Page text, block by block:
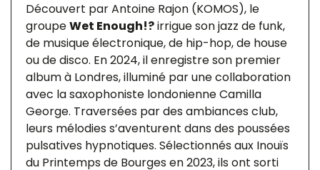
Découvert par Antoine Rajon (KOMOS), le
groupeWet Enough!?irrigue son jazz de funk,
de musique électronique, de hip-hop, de house
ou de disco. En 2024, il enregistre son premier
album à Londres, illuminé par une collaboration
avec la saxophoniste londonienne Camilla
George. Traversées par des ambiances club,
leurs mélodies s’aventurent dans des poussées
pulsatives hypnotiques. Sélectionnés aux Inouïs
du Printemps de Bourges en 2023, ils ont sorti